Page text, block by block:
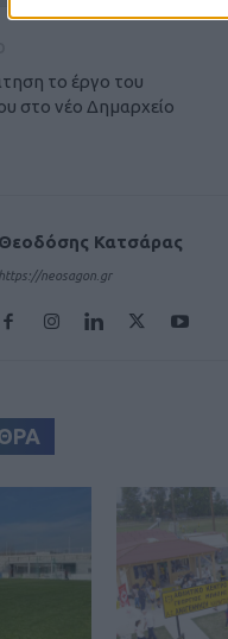
το έργο του
στο νέο Δημαρχείο
Θεοδόσης Κατσάρας
https://neosagon.gr